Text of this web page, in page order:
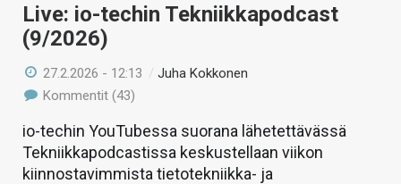
Live: io-techin Tekniikkapodcast
(9/2026)
27.2.2026 - 12:13 /Juha Kokkonen
Kommentit (43)
io-techin YouTubessa suorana lähetettävässä
Tekniikkapodcastissa keskustellaan viikon
kiinnostavimmista tietotekniikka- ja